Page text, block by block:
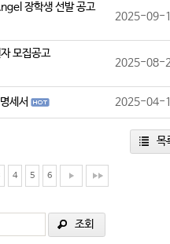
장학생 선발 공고
2025-09-
모집공고
2025-08-
세서 2025-04-
목
4 5 6
조회